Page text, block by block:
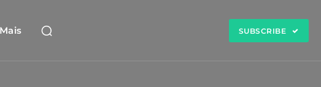
Mais SUBSCRIBE